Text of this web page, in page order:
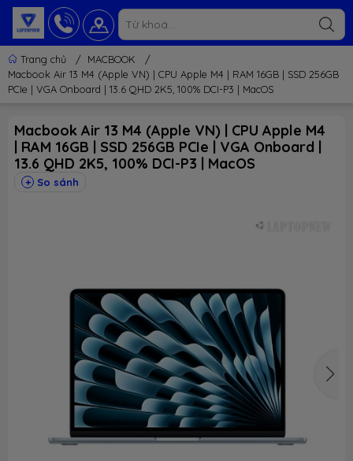
Trang chủ / MACBOOK
/
Macbook Air 13 M4 (Apple VN) | CPU Apple M4 | RAM 16GB | SSD 256GB
PCIe | VGA Onboard | 13.6 QHD 2K5, 100% DCI-P3 | MacOS
Macbook Air 13 M4 (Apple VN) | CPU Apple M4
| RAM 16GB | SSD 256GB PCIe | VGA Onboard |
13.6 QHD 2K5, 100% DCI-P3 | MacOS
So sánh